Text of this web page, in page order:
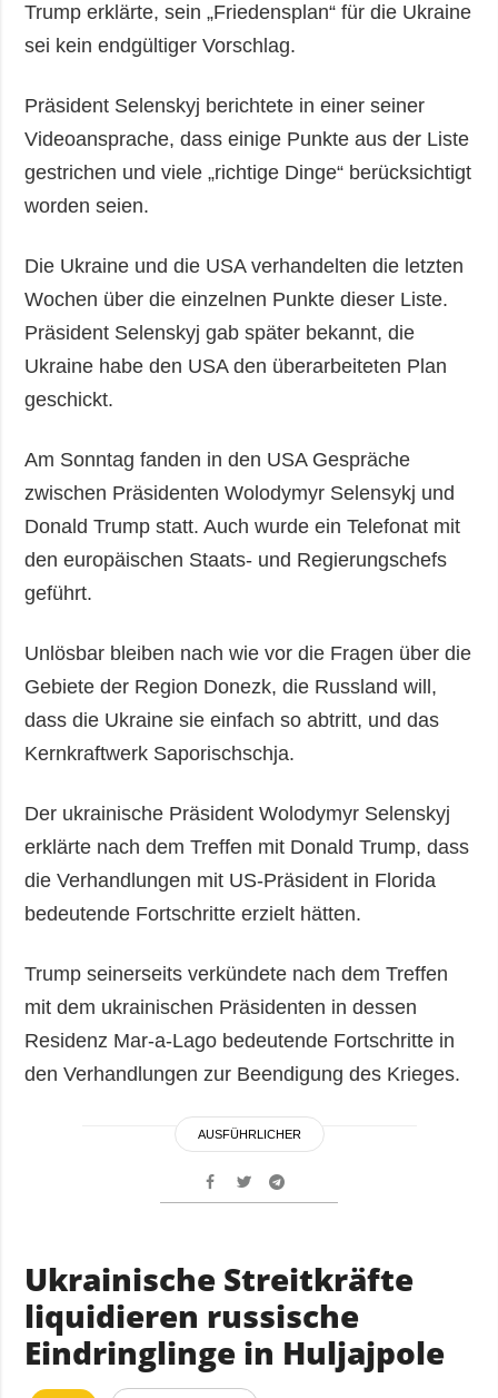
Trump erklärte, sein „Friedensplan“ für die Ukraine
sei kein endgültiger Vorschlag.
Präsident Selenskyj berichtete in einer seiner
Videoansprache, dass einige Punkte aus der Liste
gestrichen und viele „richtige Dinge“ berücksichtigt
worden seien.
Die Ukraine und die USA verhandelten die letzten
Wochen über die einzelnen Punkte dieser Liste.
Präsident Selenskyj gab später bekannt, die
Ukraine habe den USA den überarbeiteten Plan
geschickt.
Am Sonntag fanden in den USA Gespräche
zwischen Präsidenten Wolodymyr Selensykj und
Donald Trump statt. Auch wurde ein Telefonat mit
den europäischen Staats- und Regierungschefs
geführt.
Unlösbar bleiben nach wie vor die Fragen über die
Gebiete der Region Donezk, die Russland will,
dass die Ukraine sie einfach so abtritt, und das
Kernkraftwerk Saporischschja.
Der ukrainische Präsident Wolodymyr Selenskyj
erklärte nach dem Treffen mit Donald Trump, dass
die Verhandlungen mit US-Präsident in Florida
bedeutende Fortschritte erzielt hätten.
Trump seinerseits verkündete nach dem Treffen
mit dem ukrainischen Präsidenten in dessen
Residenz Mar-a-Lago bedeutende Fortschritte in
den Verhandlungen zur Beendigung des Krieges.
AUSFÜHRLICHER
Ukrainische Streitkräfte
liquidieren russische
Eindringlinge in Huljajpole